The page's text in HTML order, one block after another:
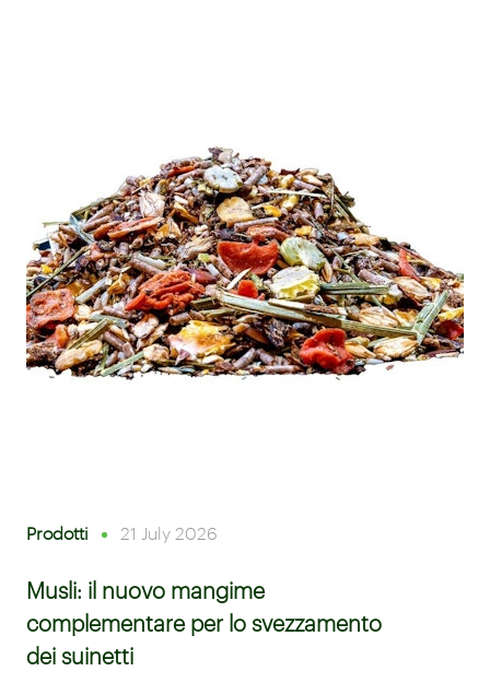
Prodotti 21 July 2026
Musli: il nuovo mangime
complementare per lo svezzamento
dei suinetti